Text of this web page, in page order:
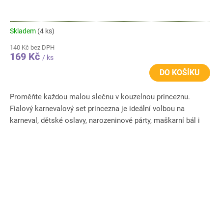
Skladem (4 ks)
140 Kč bez DPH
169 Kč / ks
DO KOŠÍKU
Proměňte každou malou slečnu v kouzelnou princeznu.
Fialový karnevalový set princezna je ideální volbou na
karneval, dětské oslavy, narozeninové párty, maškarní bál i